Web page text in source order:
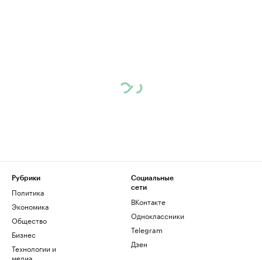
Рубрики
Политика
Экономика
Общество
Бизнес
Технологии и
медиа
Социальные
сети
ВКонтакте
Одноклассники
Telegram
Дзен